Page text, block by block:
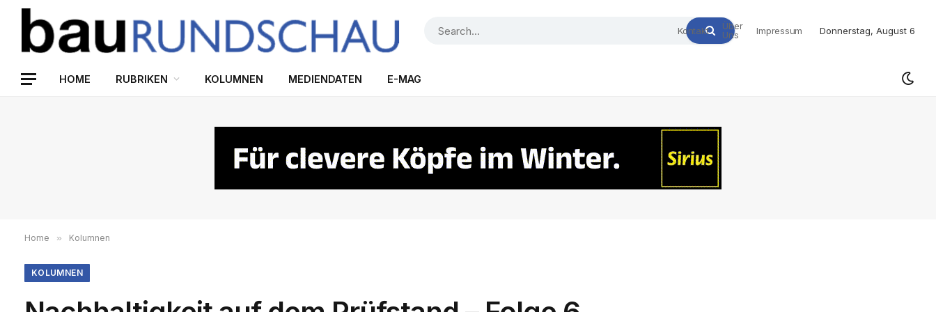
Kontakt
Über
Uns
Impressum Donnerstag, August 6
HOME RUBRIKEN KOLUMNEN MEDIENDATEN E-MAG
Home » Kolumnen
KOLUMNEN